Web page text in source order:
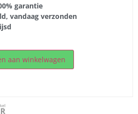
garantie
vandaag verzonden
aan winkelwagen